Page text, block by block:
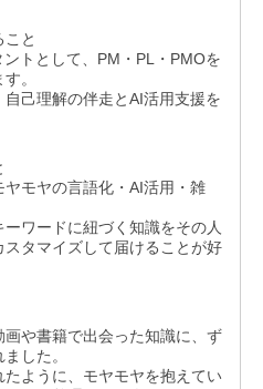
と
トとして、PM・PL・PMOを
。
自己理解の伴走とAI活用支援を
ヤモヤの言語化・AI活用・雑
ワードに紐づく知識をその人
スタマイズして届けることが好
画や書籍で出会った知識に、ず
した。
たように、モヤモヤを抱えてい